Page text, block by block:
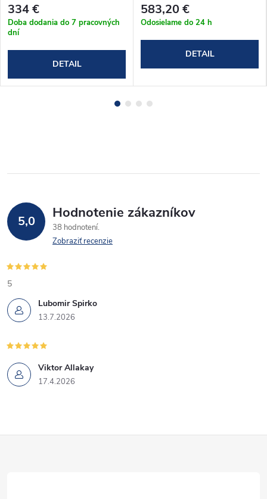
334 €
Doba dodania do 7 pracovných
dní
DETAIL
(T2P40K_10080C)
583,20 €
Odosielame do 24 h
DETAIL
5,0 Hodnotenie zákazníkov
38 hodnotení
Zobraziť recenzie
Lubomir Spirko
13.7.2026
5
Viktor Allakay
17.4.2026